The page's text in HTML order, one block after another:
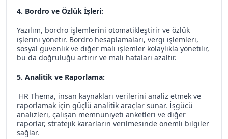
4. Bordro ve Özlük İşleri:
Yazılım, bordro işlemlerini otomatikleştirir ve özlük
işlerini yönetir. Bordro hesaplamaları, vergi işlemleri,
sosyal güvenlik ve diğer mali işlemler kolaylıkla yönetilir,
bu da doğruluğu artırır ve mali hataları azaltır.
5. Analitik ve Raporlama:
HR Thema, insan kaynakları verilerini analiz etmek ve
raporlamak için güçlü analitik araçlar sunar. İşgücü
analizleri, çalışan memnuniyeti anketleri ve diğer
raporlar, stratejik kararların verilmesinde önemli bilgiler
sağlar.